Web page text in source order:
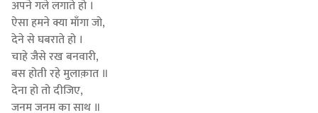
अपने गले लगाते हो ।
ऐसा हमने क्या माँगा जो,
देने से घबराते हो ।
चाहे जैसे रख बनवारी,
बस होती रहे मुलाक़ात ॥
देना हो तो दीजिए,
जनम जनम का साथ ॥